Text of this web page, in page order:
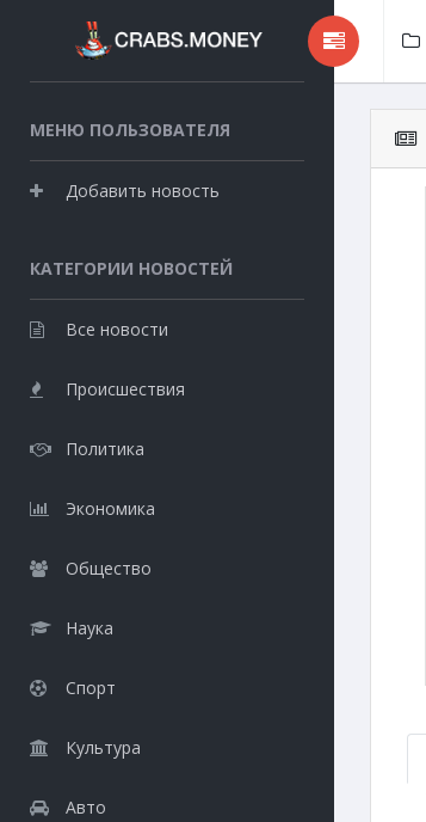
МЕНЮ ПОЛЬЗОВАТЕЛЯ
Добавить новость
КАТЕГОРИИ НОВОСТЕЙ
Все новости
Происшествия
Политика
Экономика
Общество
Наука
Спорт
Культура
Авто